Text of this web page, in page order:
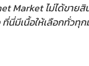
Market ไม่ได้ขาย
นี่มีเนื้อให้เลือกทั่วทุ